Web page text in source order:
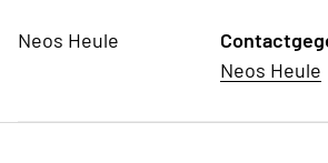
Neos Heule
Neos Heule